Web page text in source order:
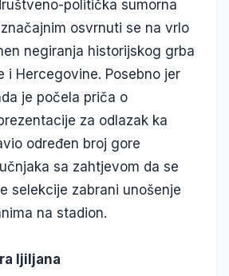
politička sumorna
osvrnuti se na vrlo
negiranja historijskog grba
i Hercegovine. Posebno jer
je počela priča o
za odlazak ka
određen broj gore
sa zahtjevom da se
selekcije zabrani unošenje
na stadion.
ljiljana